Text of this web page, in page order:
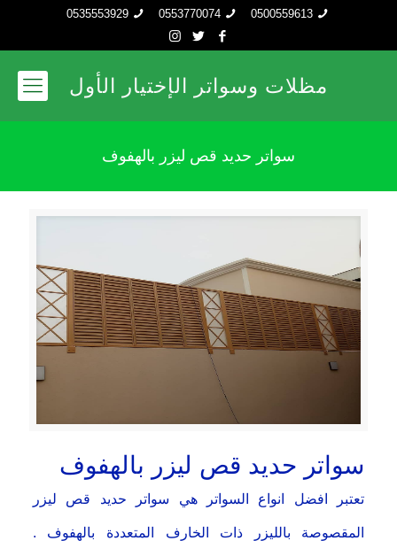
0500559613
0553770074
0535553929
مظلات وسواتر الإختيار الأول
سواتر حديد قص ليزر بالهفوف
سواتر حديد قص ليزر بالهفوف
تعتبر افضل انواع السواتر هي سواتر حديد قص ليزر
المقصوصة بالليزر ذات الخارف المتعددة بالهفوف .